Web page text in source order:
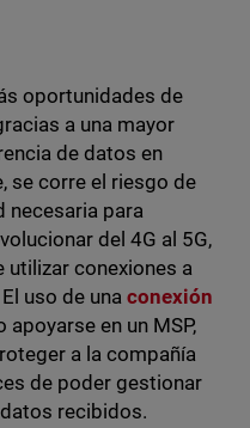
oportunidades de
a una mayor
de datos en
se corre el riesgo de
necesaria para
del 4G al 5G,
utilizar conexiones a
uso de unaconexión
apoyarse en un MSP,
a la compañía
de poder gestionar
recibidos.